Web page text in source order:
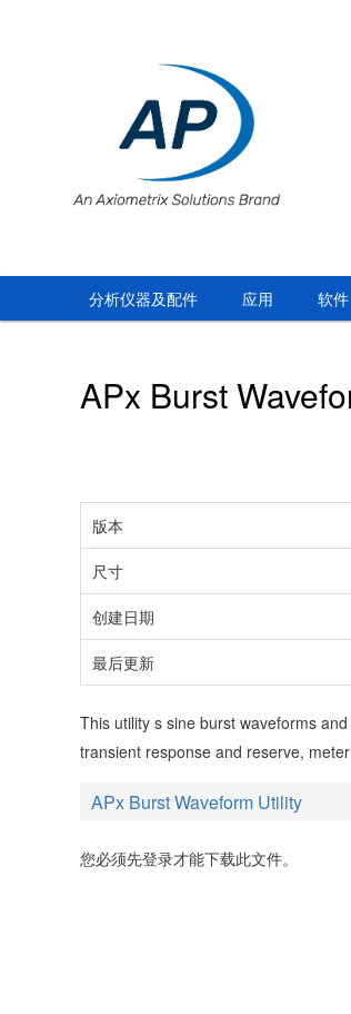
分析仪器及配件 应用 软件
APx Burst
版本
尺寸
创建日期
最后更新
This utility s sine burst waveforms
transient response and reserve,
APx Burst Waveform Utility
您必须先登录才能下载此文件。